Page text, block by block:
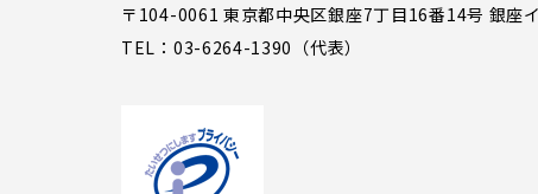
〒104-0061 東京都中央区銀座7丁目16番14号 銀座
TEL：03-6264-1390（代表）